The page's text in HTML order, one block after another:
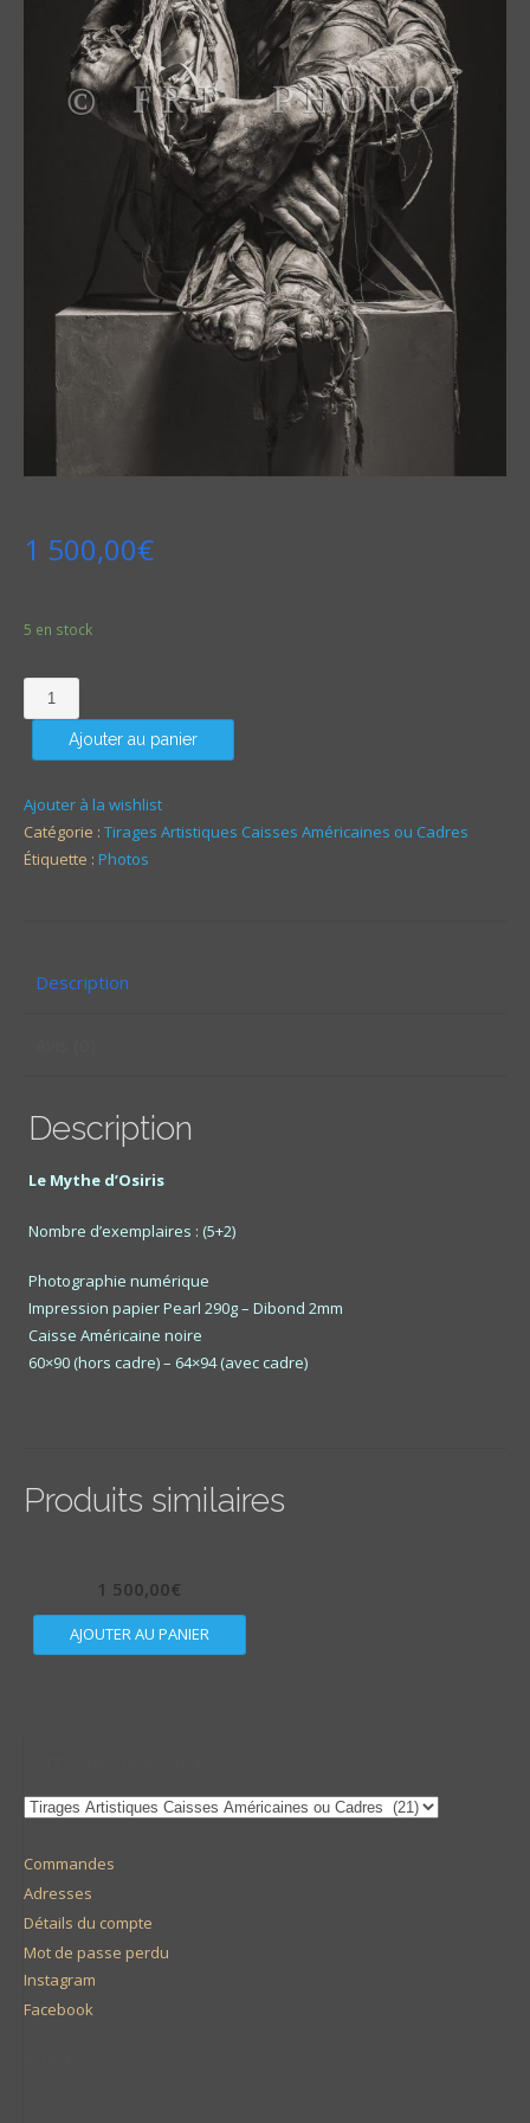
1 500,00€
5 en stock
Quantité
Ajouter au panier
Ajouter à la wishlist
Catégorie : Tirages Artistiques Caisses Américaines ou Cadres
Étiquette : Photos
Description
Description
Le Mythe d’Osiris
Nombre d’exemplaires : (5+2)
Photographie numérique
Impression papier Pearl 290g – Dibond 2mm
Caisse Américaine noire
60×90 (hors cadre) – 64×94 (avec cadre)
Produits similaires
1 500,00€
AJOUTER AU PANIER
Commandes
Adresses
Détails du compte
Mot de passe perdu
Instagram
Facebook